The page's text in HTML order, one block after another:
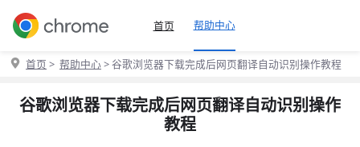
首页 帮助中心
首页 > 帮助中心> 谷歌浏览器下载完成后网页翻译自动识别操作教程
谷歌浏览器下载完成后网页翻译自动识别操作
教程